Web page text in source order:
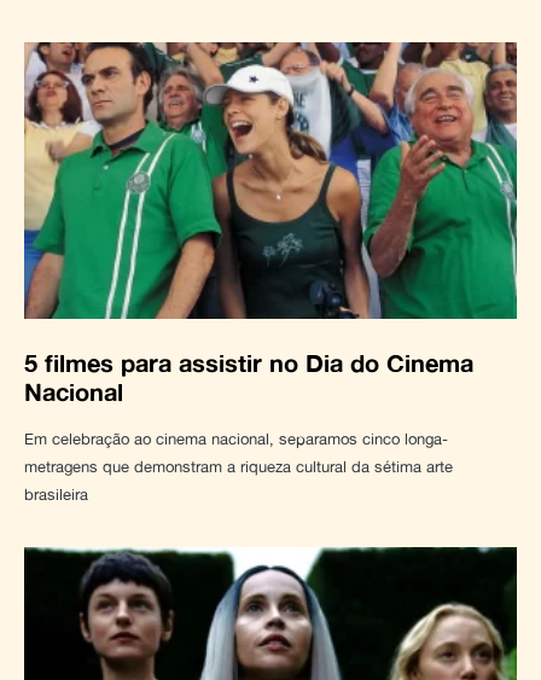
5 filmes para assistir no Dia do Cinema
Nacional
Em celebração ao cinema nacional, separamos cinco longa-
metragens que demonstram a riqueza cultural da sétima arte
brasileira